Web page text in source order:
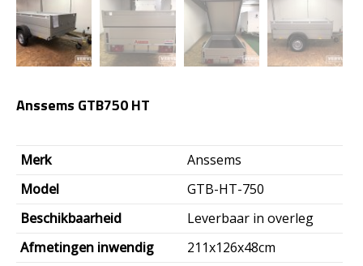
Anssems GTB750 HT
Oorspronkelijke
prijs
was:
Huidige
prijs
is:
Merk
Anssems
Model
GTB-HT-750
Beschikbaarheid
Leverbaar in overleg
Afmetingen inwendig
211x126x48cm